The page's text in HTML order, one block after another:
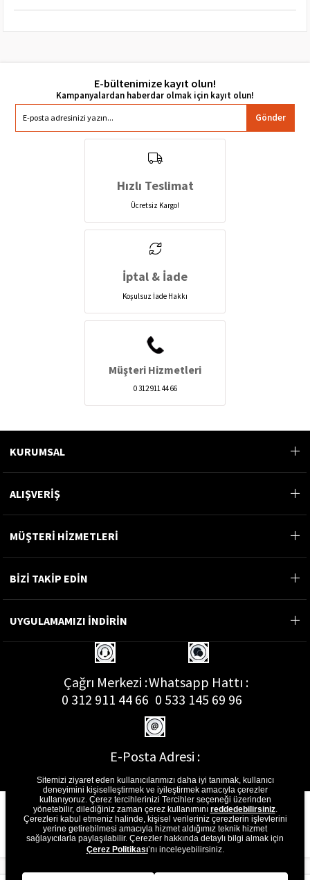
E-bültenimize kayıt olun!
Gönder
Hızlı Teslimat
Ücretsiz Kargo!
İptal & İade
Koşulsuz İade Hakkı
Müşteri Hizmetleri
0 312 911 44 66
KURUMSAL
ALIŞVERİŞ
MÜŞTERİ HİZMETLERİ
BİZİ TAKİP EDİN
UYGULAMAMIZI İNDİRİN
Çağrı Merkezi :
0 312 911 44 66
Whatsapp Hattı :
0 533 145 69 96
E-Posta Adresi :
musterihizmetleri@gon.com.tr
Sitemizi ziyaret eden kullanıcılarımızı daha iyi tanımak, kullanıcı
deneyimini kişiselleştirmek ve iyileştirmek amacıyla çerezler
kullanıyoruz. Çerez tercihlerinizi Tercihler seçeneği üzerinden
yönetebilir, dilediğiniz zaman çerez kullanımını reddedebilirsiniz.
Çerezleri kabul etmeniz halinde, kişisel verileriniz çerezlerin işlevlerini
yerine getirebilmesi amacıyla hizmet aldığımız teknik hizmet
sağlayıcılarla paylaşılabilir. Çerezler hakkında detaylı bilgi almak için
Çerez Politikası’nı inceleyebilirsiniz.